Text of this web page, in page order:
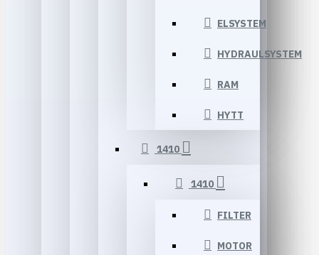
ELSYSTEM
HYDRAULSYSTEM
RAM
HYTT
1410
1410
FILTER
MOTOR